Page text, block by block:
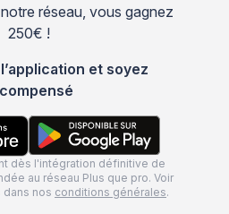
réseau, vous gagnez
250€ !
et soyez
dès l'intégration définitive de
au réseau Plus que pro. Voir
nos conditions générales.